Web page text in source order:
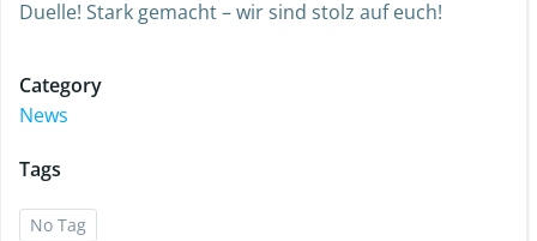
Duelle! Stark gemacht – wir sind stolz auf euch!
Category
News
Tags
No Tag